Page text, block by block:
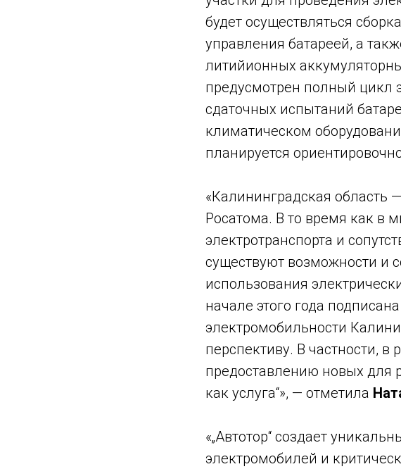
будет осуществляться
управления батареей, а
литийионных
предусмотрен полный цикл
сдаточных испытаний
климатическом
планируется
«Калининградская область
Росатома. В то время как в
электротранспорта и
существуют возможности и
использования
начале этого года
электромобильности
перспективу. В частности,
предоставлению новых для
как услуга“», — отметила
«„Автотор“ создает
электромобилей и